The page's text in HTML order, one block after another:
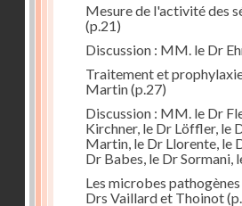
Mesure de l'activité des
(p.21)
Discussion : MM. le Dr
Traitement et
Martin(p.27)
Discussion : MM. le Dr
Kirchner, le Dr Löffler, le
Martin, le Dr Llorente, le
Dr Babes, le Dr Sormani,
Les microbes
Drs Vaillard et Thoinot